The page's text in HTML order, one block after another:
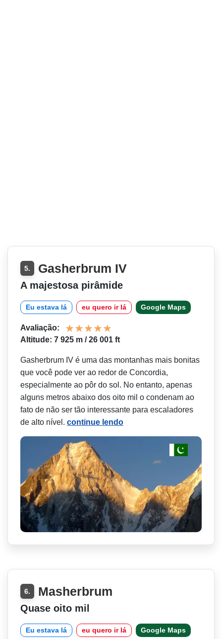
5. Gasherbrum IV
A majestosa pirâmide
Eu estava lá eu quero ir lá Google Maps
Avaliação:
Altitude: 7 925 m / 26 001 ft
Gasherbrum IV é uma das montanhas mais bonitas
que você pode ver ao redor de Concordia,
especialmente ao pôr do sol. No entanto, apenas
alguns metros abaixo dos oito mil o condenam ao
fato de não ser tão interessante para escaladores
de alto nível. continue lendo
6. Masherbrum
Quase oito mil
Eu estava lá eu quero ir lá Google Maps